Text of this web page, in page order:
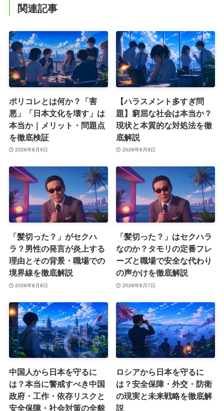
関連記事
ポリコレとは何か？「害
悪」「日本文化を壊す」は
本当か｜メリット・問題点
を徹底検証
2026年8月9日
【ハラスメント多すぎ問
題】窮屈な社会は本当か？
現状と本質的な対処法を徹
底解説
2026年8月9日
「髪切った？」がセクハ
ラ？男性の発言が炎上する
理由とその背景・職場での
境界線を徹底解説
2026年8月8日
「髪切った？」はセクハラ
なのか？タモリの定番フレ
ーズと職場で安全な代わり
の声かけを徹底解説
2026年8月7日
中国人から日本を守るに
は？本当に警戒すべき中国
政府・工作・依存リスクと
安全保障・社会対策の全貌
ロシアから日本を守るに
は？安全保障・外交・防衛
の現実と未来戦略を徹底解
説